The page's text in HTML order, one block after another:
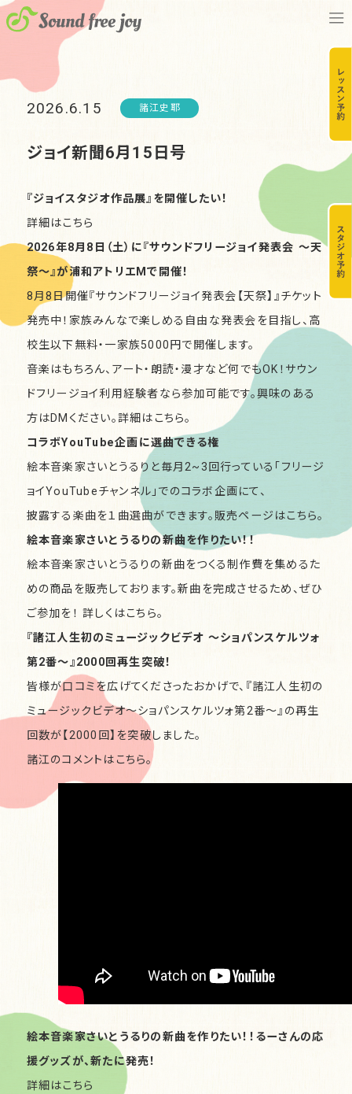
2026.6.15 諸江史耶
ジョイ新聞6月15日号
『ジョイスタジオ作品展』を開催したい！
詳細はこちら
2026年8月8日（土）に『サウンドフリージョイ発表会 〜天
祭〜』が浦和アトリエMで開催！
8月8日開催『サウンドフリージョイ発表会【天祭】』チケット
発売中！家族みんなで楽しめる自由な発表会を目指し、高
校生以下無料・一家族5000円で開催します。
音楽はもちろん、アート・朗読・漫才など何でもOK！サウン
ドフリージョイ利用経験者なら参加可能です。興味のある
方はDMください。詳細はこちら。
コラボYouTube企画に選曲できる権
絵本音楽家さいとうるりと毎月2~3回行っている「フリージ
ョイYouTubeチャンネル」でのコラボ企画にて、
披露する楽曲を１曲選曲ができます。販売ページはこちら。
絵本音楽家さいとうるりの新曲を作りたい！！
絵本音楽家さいとうるりの新曲をつくる制作費を集めるた
めの商品を販売しております。新曲を完成させるため、ぜひ
ご参加を！ 詳しくはこちら。
『諸江人生初のミュージックビデオ 〜ショパンスケルツォ
第2番〜』2000回再生突破！
皆様が口コミを広げてくださったおかげで、『諸江人生初の
ミュージックビデオ〜ショパンスケルツォ第2番〜』の再生
回数が【2000回】を突破しました。
諸江のコメントは こちら。
絵本音楽家さいとうるりの新曲を作りたい！！ るーさんの応
援グッズが、新たに発売！
詳細はこちら